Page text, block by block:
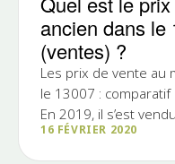
ancien dans le
(ventes) ?
Les prix de vente au
le 13007 :
En 2019, il s’est
arrondissement de...
16 FÉVRIER 2020